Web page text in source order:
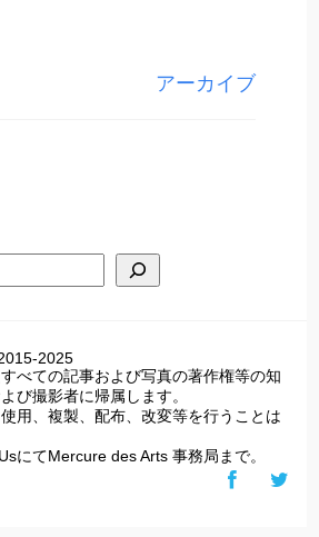
アーカイブ
2025
べての記事および写真の著作権等の知
び撮影者に帰属します。
用、複製、配布、改変等を行うことは
にてMercure des Arts 事務局まで。